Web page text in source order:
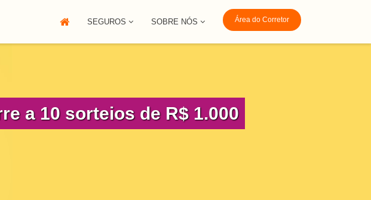
Área do Corretor
SEGUROS SOBRE NÓS
a 10 sorteios de R$ 1.000